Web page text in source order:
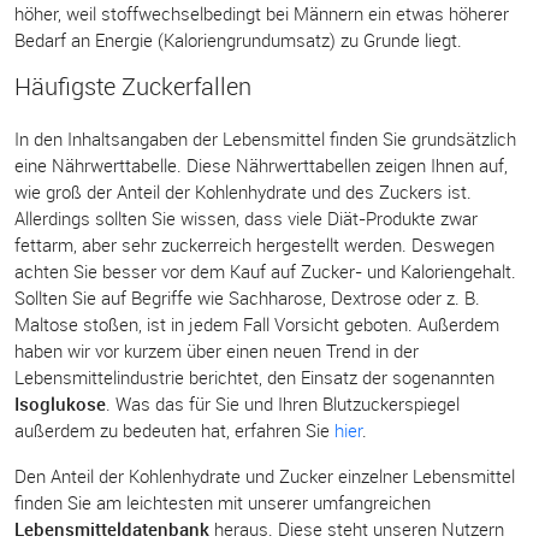
höher, weil stoffwechselbedingt bei Männern ein etwas höherer
Bedarf an Energie (Kaloriengrundumsatz) zu Grunde liegt.
Häufigste Zuckerfallen
In den Inhaltsangaben der Lebensmittel finden Sie grundsätzlich
eine Nährwerttabelle. Diese Nährwerttabellen zeigen Ihnen auf,
wie groß der Anteil der Kohlenhydrate und des Zuckers ist.
Allerdings sollten Sie wissen, dass viele Diät-Produkte zwar
fettarm, aber sehr zuckerreich hergestellt werden. Deswegen
achten Sie besser vor dem Kauf auf Zucker- und Kaloriengehalt.
Sollten Sie auf Begriffe wie Sachharose, Dextrose oder z. B.
Maltose stoßen, ist in jedem Fall Vorsicht geboten. Außerdem
haben wir vor kurzem über einen neuen Trend in der
Lebensmittelindustrie berichtet, den Einsatz der sogenannten
Isoglukose. Was das für Sie und Ihren Blutzuckerspiegel
außerdem zu bedeuten hat, erfahren Sie hier.
Den Anteil der Kohlenhydrate und Zucker einzelner Lebensmittel
finden Sie am leichtesten mit unserer umfangreichen
Lebensmitteldatenbank heraus. Diese steht unseren Nutzern